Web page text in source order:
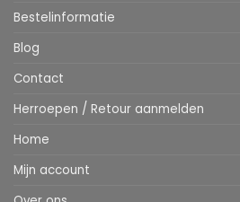
Bestelinformatie
Blog
Contact
Herroepen / Retour aanmelden
Home
Mijn account